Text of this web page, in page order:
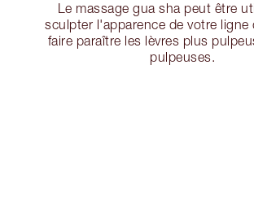
Le massage gua sha peut être
sculpter l'apparence de votre ligne
faire paraître les lèvres plus
pulpeuses.